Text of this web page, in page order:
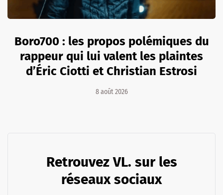
Boro700 : les propos polémiques du
rappeur qui lui valent les plaintes
d’Éric Ciotti et Christian Estrosi
8 août 2026
Retrouvez VL. sur les
réseaux sociaux